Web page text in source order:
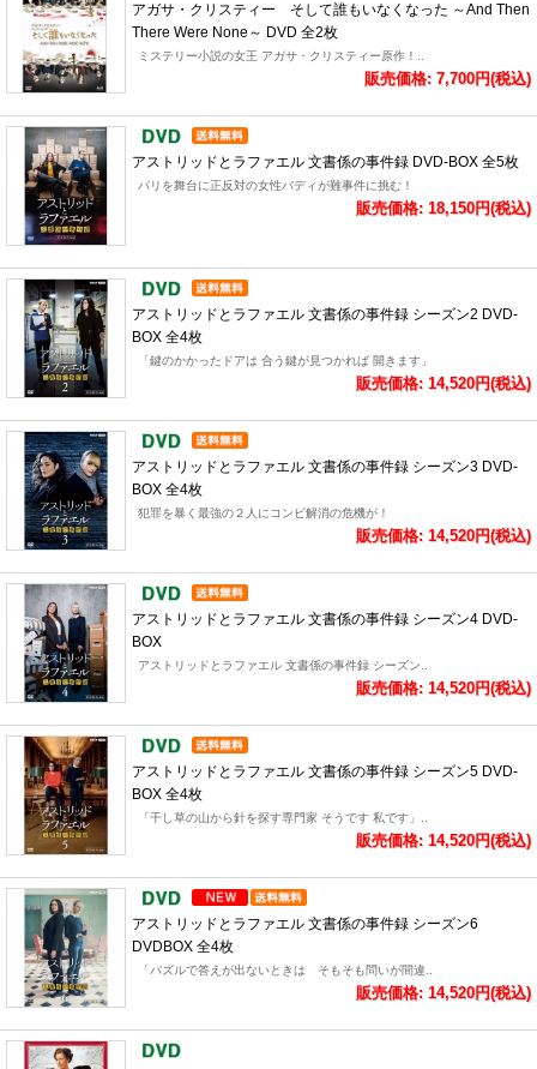
アガサ・クリスティー そして誰もいなくなった ～And Then
There Were None～ DVD 全2枚
ミステリー小説の女王 アガサ・クリスティー原作！..
販売価格: 7,700円(税込)
アストリッドとラファエル 文書係の事件録 DVD-BOX 全5枚
パリを舞台に正反対の女性バディが難事件に挑む！
販売価格: 18,150円(税込)
アストリッドとラファエル 文書係の事件録 シーズン2 DVD-
BOX 全4枚
「鍵のかかったドアは 合う鍵が見つかれば 開きます」
販売価格: 14,520円(税込)
アストリッドとラファエル 文書係の事件録 シーズン3 DVD-
BOX 全4枚
犯罪を暴く最強の２人にコンビ解消の危機が！
販売価格: 14,520円(税込)
アストリッドとラファエル 文書係の事件録 シーズン4 DVD-
BOX
アストリッドとラファエル 文書係の事件録 シーズン..
販売価格: 14,520円(税込)
アストリッドとラファエル 文書係の事件録 シーズン5 DVD-
BOX 全4枚
「干し草の山から針を探す専門家 そうです 私です」..
販売価格: 14,520円(税込)
アストリッドとラファエル 文書係の事件録 シーズン6
DVDBOX 全4枚
「パズルで答えが出ないときは そもそも問いが間違..
販売価格: 14,520円(税込)